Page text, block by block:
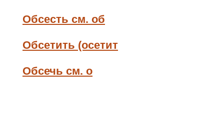
Обсесть см. об
Обсетить (осетит
Обсечь см. о